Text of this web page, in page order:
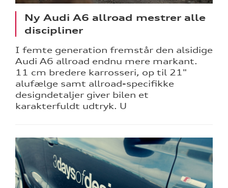
Ny Audi A6 allroad mestrer alle
discipliner
I femte generation fremstår den alsidige
Audi A6 allroad endnu mere markant.
11 cm bredere karrosseri, op til 21"
alufælge samt allroad-specifikke
designdetaljer giver bilen et
karakterfuldt udtryk. U